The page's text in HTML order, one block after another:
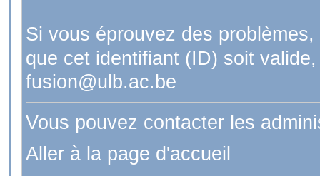
Si vous éprouvez des
que cet identifiant (ID) soit
fusion@ulb.ac.be
Vous pouvez contacter les
Aller à la page d'accueil